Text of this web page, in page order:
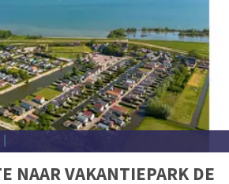
NAAR VAKANTIEPARK DE